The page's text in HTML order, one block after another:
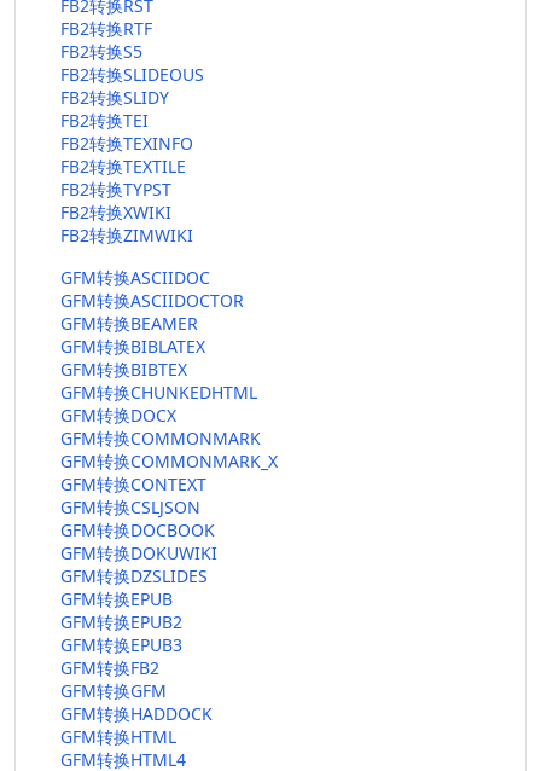
FB2转换RST
FB2转换RTF
FB2转换S5
FB2转换SLIDEOUS
FB2转换SLIDY
FB2转换TEI
FB2转换TEXINFO
FB2转换TEXTILE
FB2转换TYPST
FB2转换XWIKI
FB2转换ZIMWIKI
GFM转换ASCIIDOC
GFM转换ASCIIDOCTOR
GFM转换BEAMER
GFM转换BIBLATEX
GFM转换BIBTEX
GFM转换CHUNKEDHTML
GFM转换DOCX
GFM转换COMMONMARK
GFM转换COMMONMARK_X
GFM转换CONTEXT
GFM转换CSLJSON
GFM转换DOCBOOK
GFM转换DOKUWIKI
GFM转换DZSLIDES
GFM转换EPUB
GFM转换EPUB2
GFM转换EPUB3
GFM转换FB2
GFM转换GFM
GFM转换HADDOCK
GFM转换HTML
GFM转换HTML4